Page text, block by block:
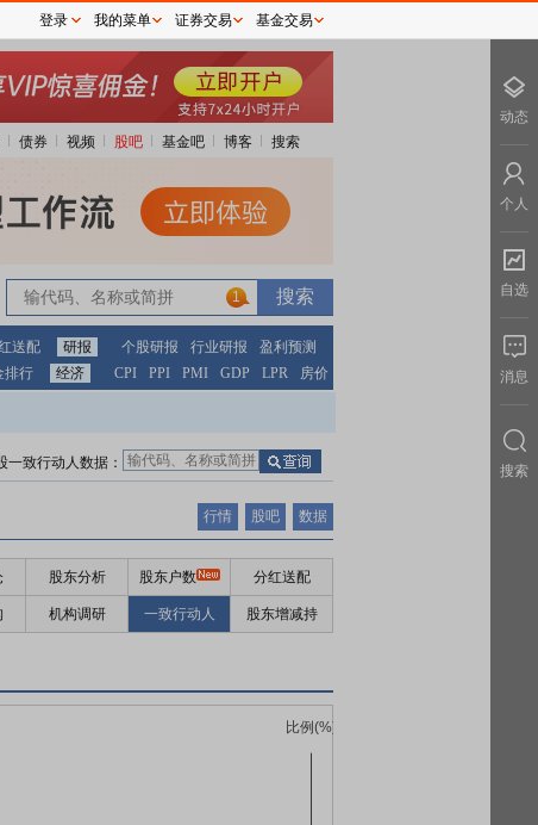
债券 视频 股吧 基金吧 博客 搜索
1
送配 研报 个股研报 行业研报
盈利预测
排行 经济 CPI PPI PMI GDP LPR 房价
一致行动人数据：
行情 股吧 数据
股东分析 股东户数 分红送配
机构调研 一致行动人 股东增减持
登录 我的菜单 证券交易 基金交易
动态
个人
自选
消息
搜索